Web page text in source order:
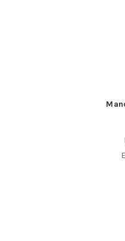
a 4 griffe per tornio